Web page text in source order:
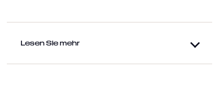
Lesen Sie mehr